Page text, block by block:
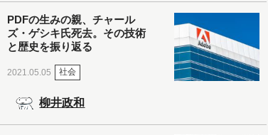
PDFの生みの親、チャール
ズ・ゲシキ氏死去。その技術
と歴史を振り返る
2021.05.05 社会
柳井政和